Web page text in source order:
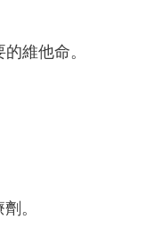
維他命。
。